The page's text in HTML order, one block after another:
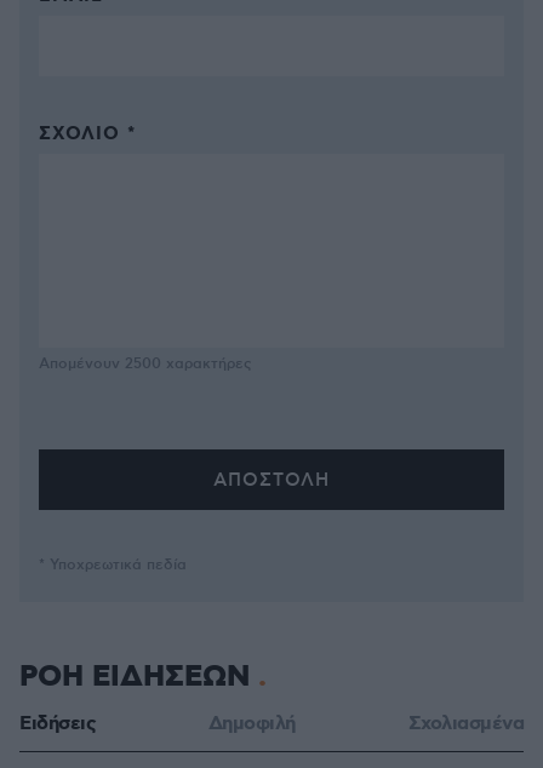
ΣΧΌΛΙΟ *
Απομένουν 2500 χαρακτήρες
* Υποχρεωτικά πεδία
ΡΟΗ ΕΙΔΗΣΕΩΝ
Ειδήσεις Δημοφιλή Σχολιασμένα